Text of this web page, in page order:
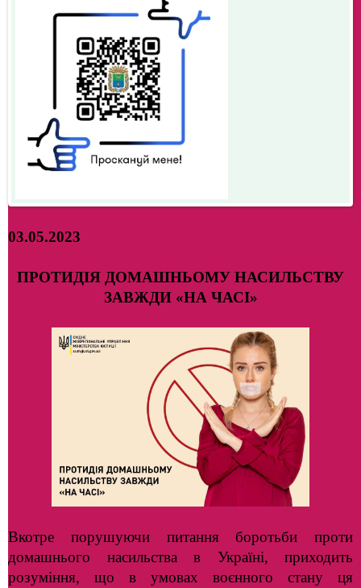
03.05.2023
ПРОТИДІЯ ДОМАШНЬОМУ НАСИЛЬСТВУ
ЗАВЖДИ «НА ЧАСІ»
Вкотре порушуючи питання боротьби проти
домашнього насильства в Україні, приходить
розуміння, що в умовах воєнного стану ця